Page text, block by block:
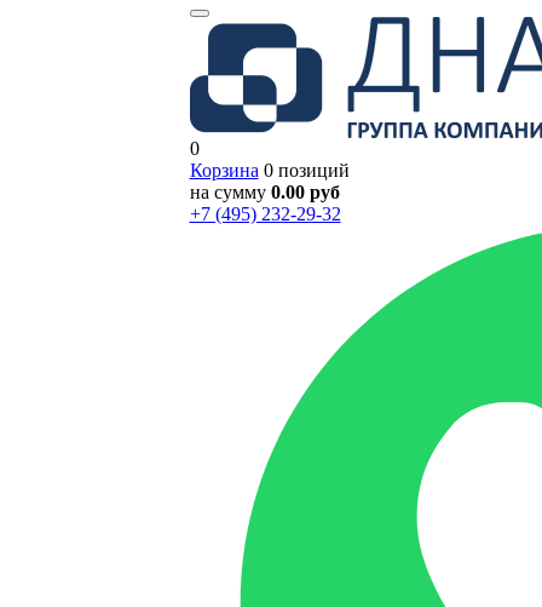
0
Корзина 0 позиций
на сумму 0.00 руб
+7 (495) 232-29-32